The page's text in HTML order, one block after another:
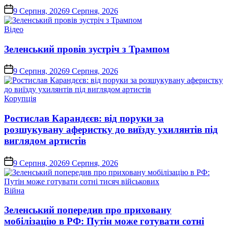
on9 Серпня, 20269 Серпня, 2026
Опублікувати
Відео
Зеленський провів зустріч з Трампом
on9 Серпня, 20269 Серпня, 2026
Опублікувати
Корупція
Ростислав Карандєєв: від поруки за
розшукувану аферистку до виїзду ухилянтів під
виглядом артистів
on9 Серпня, 20269 Серпня, 2026
Опублікувати
Війна
Зеленський попередив про приховану
мобілізацію в РФ: Путін може готувати сотні